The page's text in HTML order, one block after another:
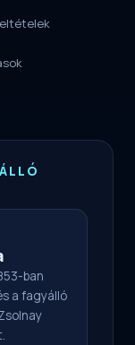
ban
a fagyálló